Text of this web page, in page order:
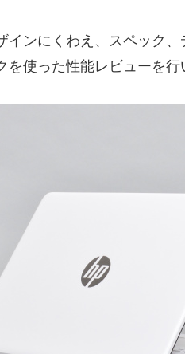
インにくわえ、スペック
使った性能レビューを行